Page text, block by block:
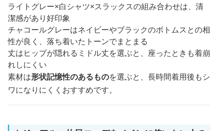
ライトグレー×白シャツ×スラックスの組み合わせは、清
潔感があり好印象
チャコールグレーはネイビーやブラックのボトムスとの相
性が良く、落ち着いたトーンでまとまる
丈はヒップが隠れるミドル丈を選ぶと、座ったときも着崩
れしにくい
素材は形状記憶性のあるものを選ぶと、長時間着用後もシ
ワになりにくくおすすめです。